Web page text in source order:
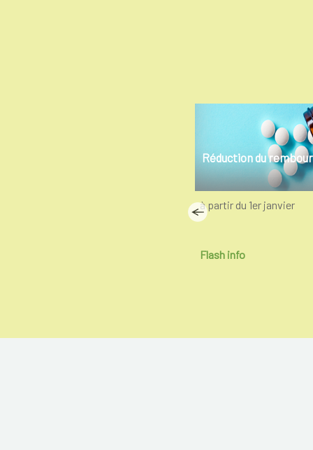
Réduction du
à partir du 1er janvier
Flash info